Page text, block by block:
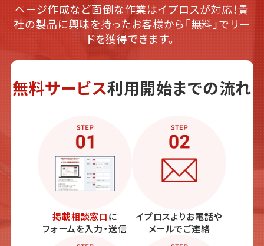
ページ作成など面倒な作業はイプロスが対応！貴
社の製品に興味を持ったお客様から「無料」でリー
ドを獲得できます。
無料サービス利用開始までの流れ
掲載相談窓口に
フォームを入力・送信
イプロスよりお電話や
メールでご連絡